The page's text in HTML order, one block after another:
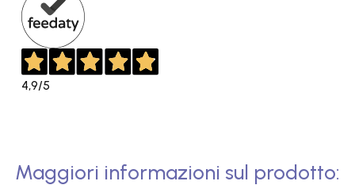
4,9/5
Maggiori informazioni sul prodotto: